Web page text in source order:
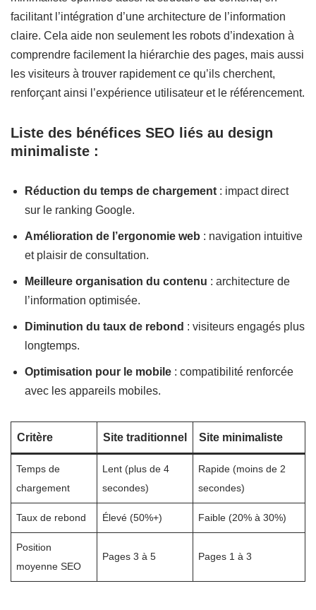
facilitant l’intégration d’une architecture de l’information
claire. Cela aide non seulement les robots d’indexation à
comprendre facilement la hiérarchie des pages, mais aussi
les visiteurs à trouver rapidement ce qu’ils cherchent,
renforçant ainsi l’expérience utilisateur et le référencement.
Liste des bénéfices SEO liés au design
minimaliste :
Réduction du temps de chargement : impact direct
sur le ranking Google.
Amélioration de l’ergonomie web : navigation intuitive
et plaisir de consultation.
Meilleure organisation du contenu : architecture de
l’information optimisée.
Diminution du taux de rebond : visiteurs engagés plus
longtemps.
Optimisation pour le mobile : compatibilité renforcée
avec les appareils mobiles.
Critère Site traditionnel Site minimaliste
Temps de
chargement
Lent (plus de 4
secondes)
Rapide (moins de 2
secondes)
Taux de rebond Élevé (50%+) Faible (20% à 30%)
Position
moyenne SEO
Pages 3 à 5 Pages 1 à 3